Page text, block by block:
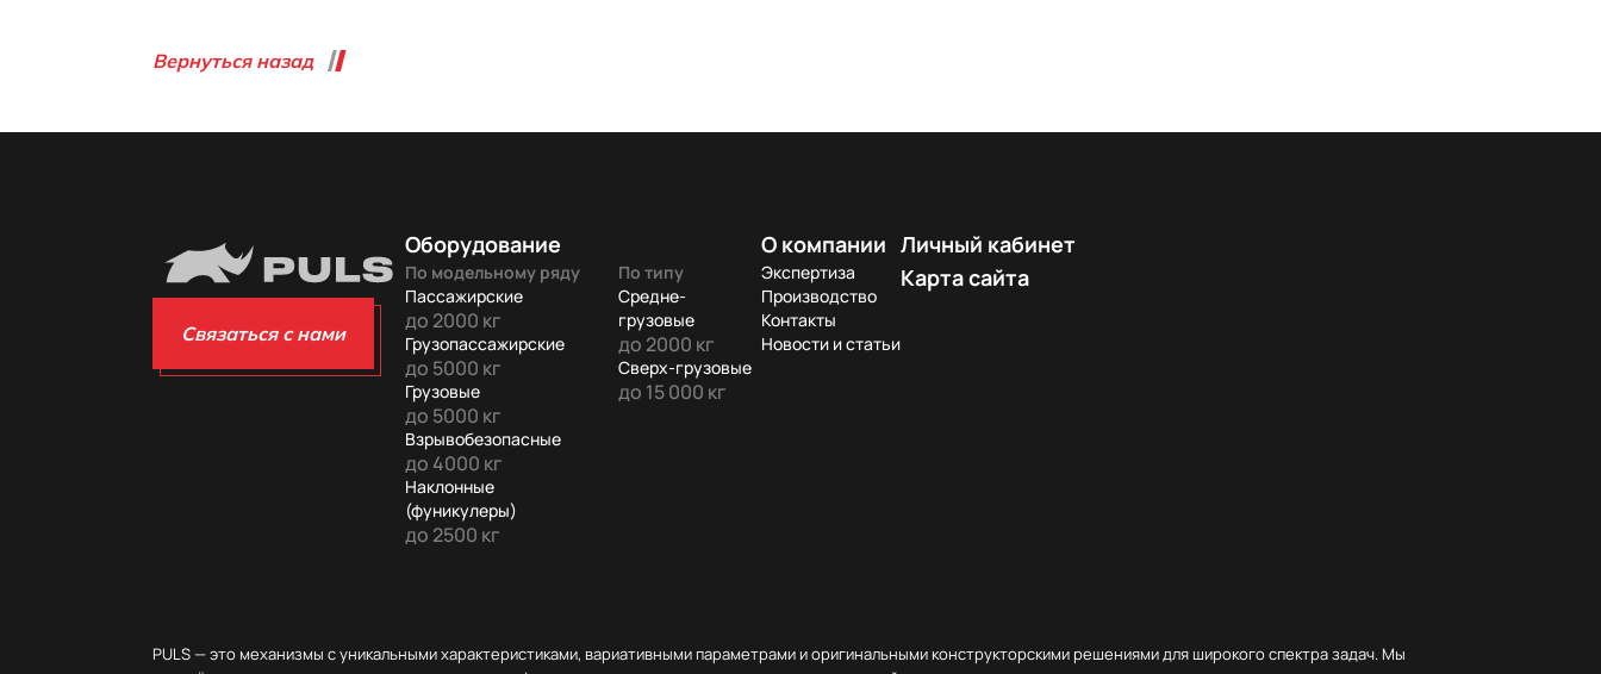
Вернуться назад
Связаться с нами
Оборудование
По модельному ряду
Пассажирские
до 2000 кг
Грузопассажирские
до 5000 кг
Грузовые
до 5000 кг
Взрывобезопасные
до 4000 кг
Наклонные
(фуникулеры)
до 2500 кг
По типу
Средне-
грузовые
до 2000 кг
Сверх-грузовые
до 15 000 кг
О компании
Экспертиза
Производство
Контакты
Новости и статьи
Личный кабинет
Карта сайта
PULS — это механизмы с уникальными характеристиками, вариативными параметрами и оригинальными конструкторскими решениями для широкого спектра задач. Мы